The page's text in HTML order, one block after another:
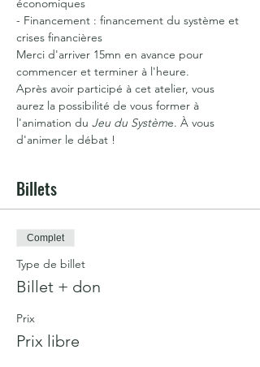
économiques
- Financement : financement du système et
crises financières
Merci d'arriver 15mn en avance pour
commencer et terminer à l'heure.
Après avoir participé à cet atelier, vous
aurez la possibilité de vous former à
l'animation du Jeu du Système. À vous
d'animer le débat !
Billets
Complet
Type de billet
Billet + don
Prix
Prix libre